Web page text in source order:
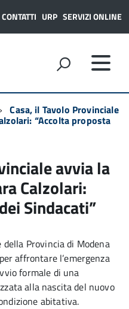
CONTATTI URP SERVIZI ONLINE
Casa, il Tavolo Provinciale
“Accolta proposta
avvia la
Calzolari:
Sindacati”
Provincia di Modena
affrontare l’emergenza
formale di una
alla nascita del nuovo
abitativa.